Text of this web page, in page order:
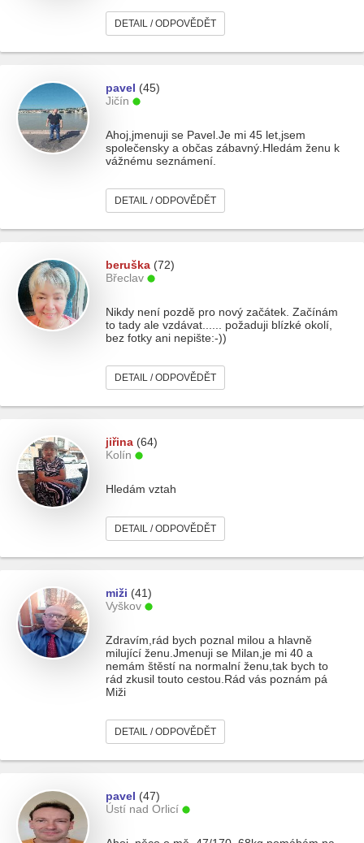
DETAIL / ODPOVĚDĚT
pavel (45)
Jičín
Ahoj,jmenuji se Pavel.Je mi 45 let,jsem
společensky a občas zábavný.Hledám ženu k
vážnému seznámení.
DETAIL / ODPOVĚDĚT
beruška (72)
Břeclav
Nikdy není pozdě pro nový začátek. Začínám
to tady ale vzdávat...... požaduji blízké okolí,
bez fotky ani nepište:-))
DETAIL / ODPOVĚDĚT
jiřina (64)
Kolín
Hledám vztah
DETAIL / ODPOVĚDĚT
miži (41)
Vyškov
Zdravím,rád bych poznal milou a hlavně
milující ženu.Jmenuji se Milan,je mi 40 a
nemám štěstí na normalní ženu,tak bych to
rád zkusil touto cestou.Rád vás poznám pá
Miži
DETAIL / ODPOVĚDĚT
pavel (47)
Ústí nad Orlicí